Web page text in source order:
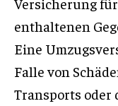
enthaltenen
Eine
Falle von
Transports oder